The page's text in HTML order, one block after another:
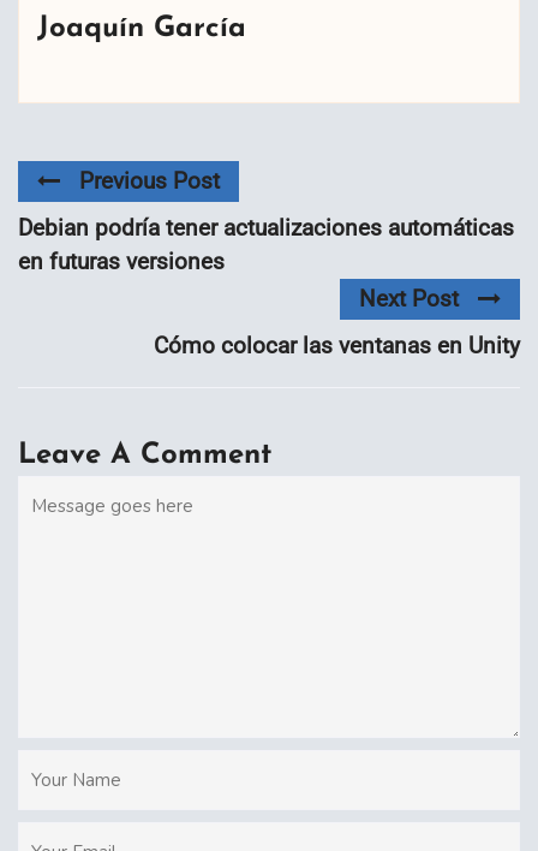
Joaquín García
Previous Post
Debian podría tener actualizaciones automáticas
en futuras versiones
Next Post
Cómo colocar las ventanas en Unity
Leave A Comment